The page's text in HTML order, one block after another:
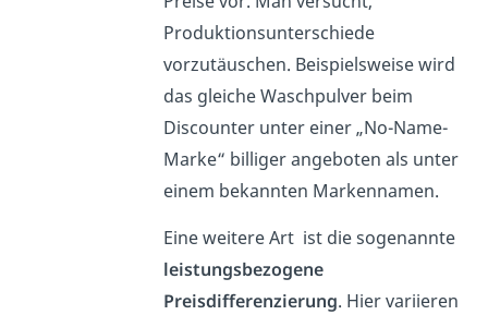
Produktionsunterschiede
vorzutäuschen. Beispielsweise wird
das gleiche Waschpulver beim
Discounter unter einer „No-Name-
Marke“ billiger angeboten als unter
einem bekannten Markennamen.
Eine weitere Art ist die sogenannte
leistungsbezogene
Preisdifferenzierung. Hier variieren